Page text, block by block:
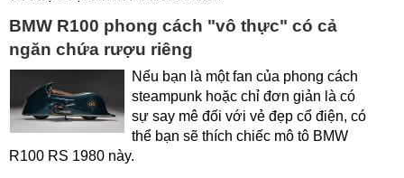
BMW R100 phong cách "vô thực" có cả
ngăn chứa rượu riêng
Nếu bạn là một fan của phong cách
steampunk hoặc chỉ đơn giản là có
sự say mê đối với vẻ đẹp cổ điện, có
thể bạn sẽ thích chiếc mô tô BMW
R100 RS 1980 này.